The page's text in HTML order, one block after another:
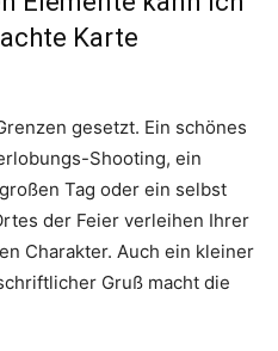
Karte
gesetzt. Ein schönes
Shooting, ein
Tag oder ein selbst
der Feier verleihen Ihrer
Charakter. Auch ein kleiner
Gruß macht die